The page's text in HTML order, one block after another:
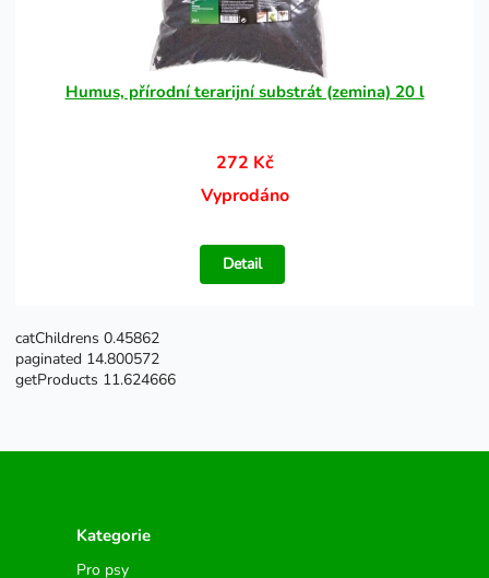
Humus, přírodní terarijní substrát (zemina) 20 l
272 Kč
Vyprodáno
Detail
catChildrens 0.45862
paginated 14.800572
getProducts 11.624666
Kategorie
Pro psy